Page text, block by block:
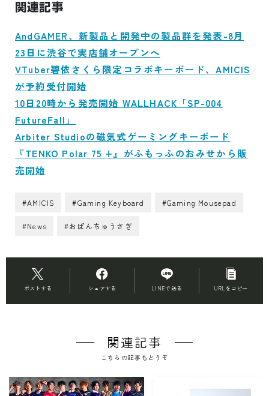
関連記事
AndGAMER、新製品と開発中の製品群を発表-8月
23日に渋谷で実店舗オープンへ
VTuber碧依さくら限定コラボキーボード、AMICIS
が予約受付開始
10日20時から発売開始 WALLHACK「SP-004
FutureFall」
Arbiter Studioの磁気式ゲーミングキーボード
『TENKO Polar 75 +』がふもっふのおみせから販
売開始
#AMICIS #Gaming Keyboard #Gaming Mousepad
#News #おぱんちゅうさぎ
ポストする シェアする LINEで送る URLをコピー
関連記事
こちらの記事もどうぞ